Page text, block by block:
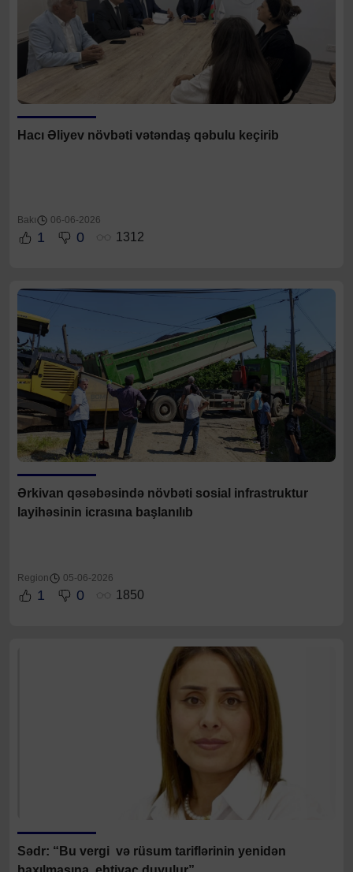
Hacı Əliyev növbəti vətəndaş qəbulu keçirib
Bakı 06-06-2026
1 0 1312
Ərkivan qəsəbəsində növbəti sosial infrastruktur
layihəsinin icrasına başlanılıb
Region 05-06-2026
1 0 1850
Sədr: “Bu vergi və rüsum tariflərinin yenidən